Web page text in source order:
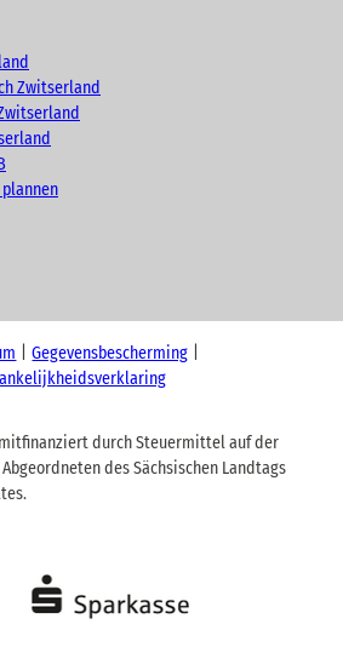
Zwitserland
Gegevensbescherming
durch Steuermittel auf der
des Sächsischen Landtags